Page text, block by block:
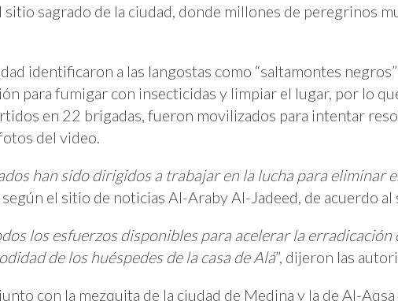
sagrado de la ciudad, donde millones de peregrinos
identificaron a las langostas como “saltamontes
para fumigar con insecticidas y limpiar el lugar, por lo
en 22 brigadas, fueron movilizados para intentar
del video.
han sido dirigidos a trabajar en la lucha para eliminar
el sitio de noticias Al-Araby Al-Jadeed, de acuerdo
los esfuerzos disponibles para acelerar la erradicación
de los huéspedes de la casa de Alá”, dijeron las
con la mezquita de la ciudad de Medina y la de Al-